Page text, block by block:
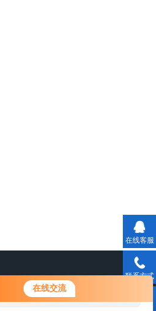
在线交流
您好！欢迎前来咨询，很高兴为您
服务，请问您要咨询什么问题呢？
在线客服
联系方式